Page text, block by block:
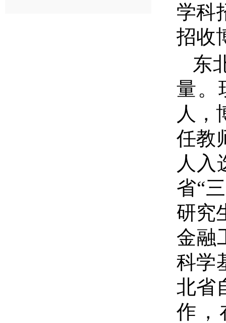
学科
招收
东
量。
人，
任教
人入
省“
研究
金融
科学
北省
作，